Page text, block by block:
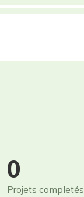
0
Projets completés